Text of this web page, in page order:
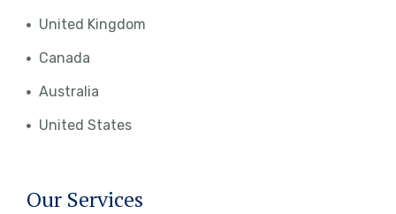
United Kingdom
Canada
Australia
United States
Our Services